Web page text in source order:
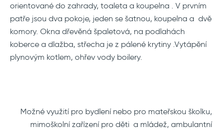
orientované do zahrady, toaleta a koupelna . V prvním
patře jsou dva pokoje, jeden se šatnou, koupelna a dvě
komory. Okna dřevěná špaletová, na podlahách
koberce a dlažba, střecha je z pálené krytiny .Vytápění
plynovým kotlem, ohřev vody boilery.
Možné využití pro bydlení nebo pro mateřskou školku,
mimoškolní zařízení pro děti a mládež, ambulantní